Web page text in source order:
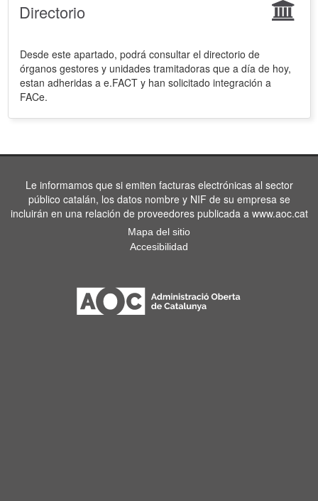
Directorio
Desde este apartado, podrá consultar el directorio de
órganos gestores y unidades tramitadoras que a día de hoy,
estan adheridas a e.FACT y han solicitado integración a
FACe.
Le informamos que si emiten facturas electrónicas al sector
público catalán, los datos nombre y NIF de su empresa se
incluirán en una relación de proveedores publicada a www.aoc.cat
Mapa del sitio
Accesibilidad